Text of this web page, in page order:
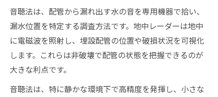
音聴法は、配管から漏れ出す水の音を専用機器で拾い、
漏水位置を特定する調査方法です。地中レーダーは地中
に電磁波を照射し、埋設配管の位置や破損状況を可視化
します。これらは非破壊で配管の状態を把握できるのが
大きな利点です。
音聴法は、特に静かな環境下で高精度を発揮し、小さな